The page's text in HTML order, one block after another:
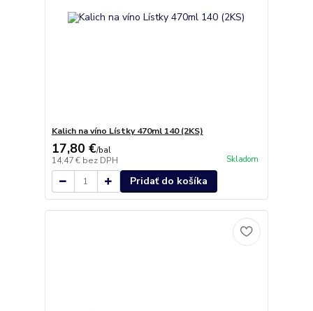
Kalich na víno Lístky 470ml 140 (2KS)
17,80 €/bal
14,47 € bez DPH Skladom
Pridať do košíka